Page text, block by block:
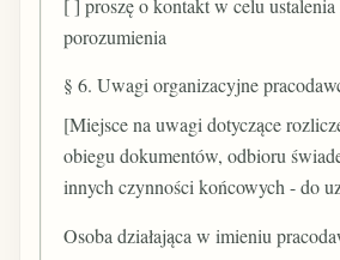
porozumienia
§ 6. Uwagi organizacyjne
[Miejsce na uwagi dotyczące
obiegu dokumentów, odbioru
innych czynności końcowych - do
Osoba działająca w imieniu